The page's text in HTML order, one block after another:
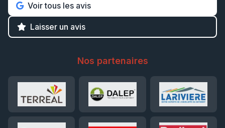
Voir tous les avis
Laisser un avis
Nos partenaires